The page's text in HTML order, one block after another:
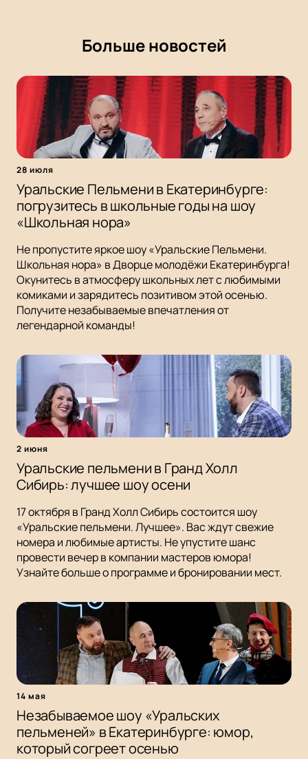
Больше новостей
28 июля
Уральские Пельмени в Екатеринбурге:
погрузитесь в школьные годы на шоу
«Школьная нора»
Не пропустите яркое шоу «Уральские Пельмени.
Школьная нора» в Дворце молодёжи Екатеринбурга!
Окунитесь в атмосферу школьных лет с любимыми
комиками и зарядитесь позитивом этой осенью.
Получите незабываемые впечатления от
легендарной команды!
2 июня
Уральские пельмени в Гранд Холл
Сибирь: лучшее шоу осени
17 октября в Гранд Холл Сибирь состоится шоу
«Уральские пельмени. Лучшее». Вас ждут свежие
номера и любимые артисты. Не упустите шанс
провести вечер в компании мастеров юмора!
Узнайте больше о программе и бронировании мест.
14 мая
Незабываемое шоу «Уральских
пельменей» в Екатеринбурге: юмор,
который согреет осенью